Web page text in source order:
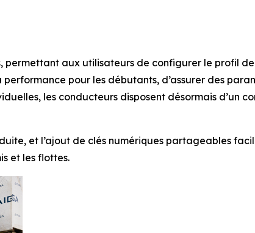
aux utilisateurs de configurer le profil
pour les débutants, d’assurer des
les conducteurs disposent désormais d’un
et l’ajout de clés numériques partageables
et les flottes.